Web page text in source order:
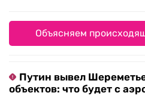
Объясняем
Путин вывел
объектов: что будет с